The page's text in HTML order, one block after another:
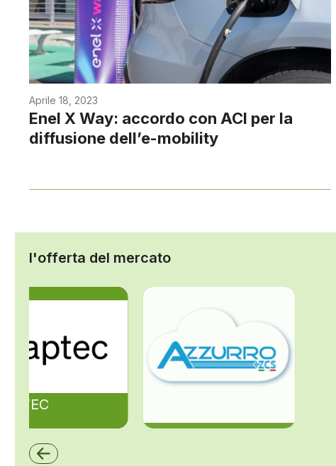
Aprile 18, 2023
Enel X Way: accordo con ACI per la
diffusione dell’e-mobility
l'offerta del mercato
ZCS Azzurro